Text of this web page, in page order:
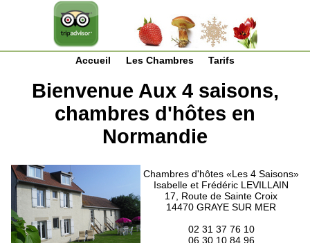
Accueil Les Chambres Tarifs
Bienvenue Aux 4 saisons,
chambres d'hôtes en
Normandie
Chambres d'hôtes «Les 4 Saisons»
Isabelle et Frédéric LEVILLAIN
17, Route de Sainte Croix
14470 GRAYE SUR MER
02 31 37 76 10
06 30 10 84 96